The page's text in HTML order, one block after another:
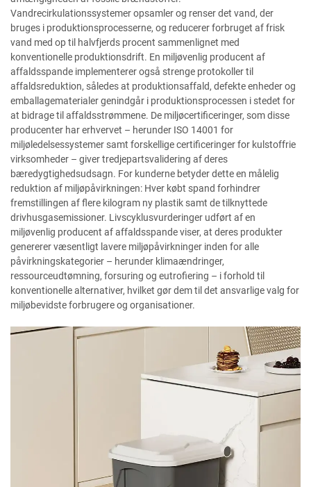
Vandrecirkulationssystemer opsamler og renser det vand, der
bruges i produktionsprocesserne, og reducerer forbruget af frisk
vand med op til halvfjerds procent sammenlignet med
konventionelle produktionsdrift. En miljøvenlig producent af
affaldsspande implementerer også strenge protokoller til
affaldsreduktion, således at produktionsaffald, defekte enheder og
emballagematerialer genindgår i produktionsprocessen i stedet for
at bidrage til affaldsstrømmene. De miljøcertificeringer, som disse
producenter har erhvervet – herunder ISO 14001 for
miljøledelsessystemer samt forskellige certificeringer for kulstoffrie
virksomheder – giver tredjepartsvalidering af deres
bæredygtighedsudsagn. For kunderne betyder dette en målelig
reduktion af miljøpåvirkningen: Hver købt spand forhindrer
fremstillingen af flere kilogram ny plastik samt de tilknyttede
drivhusgasemissioner. Livscyklusvurderinger udført af en
miljøvenlig producent af affaldsspande viser, at deres produkter
genererer væsentligt lavere miljøpåvirkninger inden for alle
påvirkningskategorier – herunder klimaændringer,
ressourceudtømning, forsuring og eutrofiering – i forhold til
konventionelle alternativer, hvilket gør dem til det ansvarlige valg for
miljøbevidste forbrugere og organisationer.